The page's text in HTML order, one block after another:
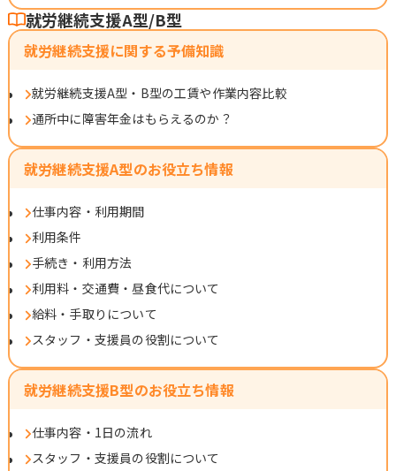
就労継続支援A型/B型
就労継続支援に関する予備知識
就労継続支援A型・B型の工賃や作業内容比較
通所中に障害年金はもらえるのか？
就労継続支援A型のお役立ち情報
仕事内容・利用期間
利用条件
手続き・利用方法
利用料・交通費・昼食代について
給料・手取りについて
スタッフ・支援員の役割について
就労継続支援B型のお役立ち情報
仕事内容・1日の流れ
スタッフ・支援員の役割について